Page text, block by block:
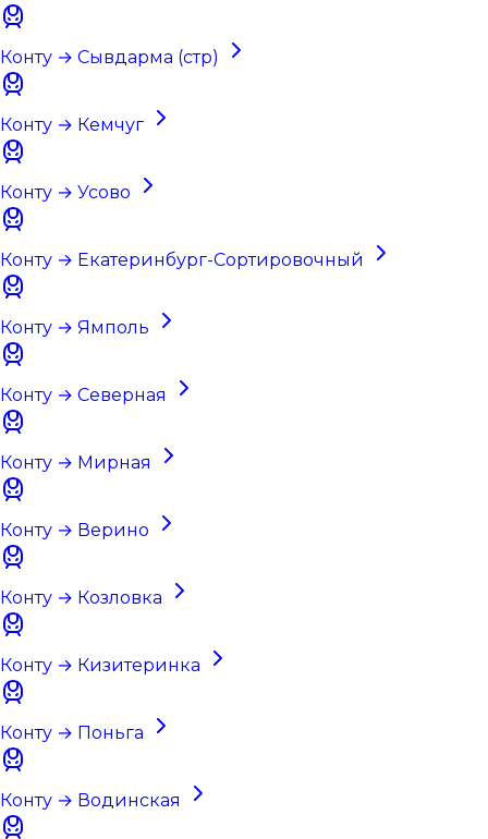
Конту → Сывдарма (стр)
Конту → Кемчуг
Конту → Усово
Конту → Екатеринбург-Сортировочный
Конту → Ямполь
Конту → Северная
Конту → Мирная
Конту → Верино
Конту → Козловка
Конту → Кизитеринка
Конту → Поньга
Конту → Водинская